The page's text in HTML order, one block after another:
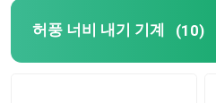
연락주세요
허풍 너비 내기 기계 (10)